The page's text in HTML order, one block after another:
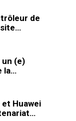
de
(e)
la…
et Huawei